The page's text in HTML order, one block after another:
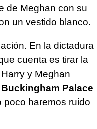
de Meghan con su
un vestido blanco.
En la dictadura
cuenta es tirar la
y Meghan
Buckingham Palace
poco haremos ruido